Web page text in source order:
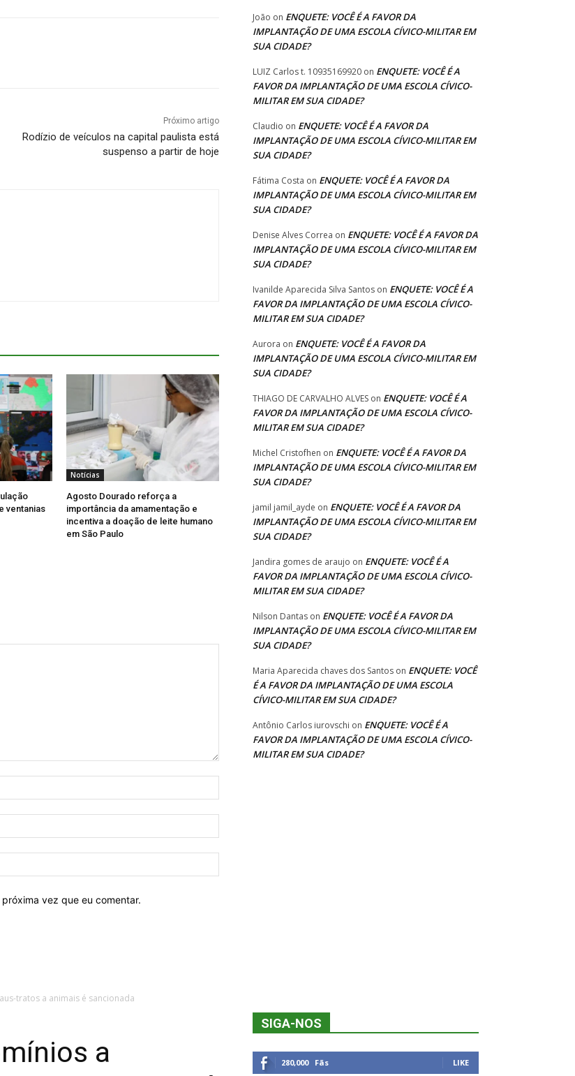
Próximo artigo
Rodízio de veículos na capital paulista está
suspenso a partir de hoje
ventanias
Notícias
Agosto Dourado reforça a
importância da amamentação e
incentiva a doação de leite humano
em São Paulo
vez que eu comentar.
João on ENQUETE: VOCÊ É A FAVOR DA
IMPLANTAÇÃO DE UMA ESCOLA CÍVICO-MILITAR EM
SUA CIDADE?
LUIZ Carlos t. 10935169920 on ENQUETE: VOCÊ É A
FAVOR DA IMPLANTAÇÃO DE UMA ESCOLA CÍVICO-
MILITAR EM SUA CIDADE?
Claudio on ENQUETE: VOCÊ É A FAVOR DA
IMPLANTAÇÃO DE UMA ESCOLA CÍVICO-MILITAR EM
SUA CIDADE?
Fátima Costa on ENQUETE: VOCÊ É A FAVOR DA
IMPLANTAÇÃO DE UMA ESCOLA CÍVICO-MILITAR EM
SUA CIDADE?
Denise Alves Correa on ENQUETE: VOCÊ É A FAVOR DA
IMPLANTAÇÃO DE UMA ESCOLA CÍVICO-MILITAR EM
SUA CIDADE?
Ivanilde Aparecida Silva Santos on ENQUETE: VOCÊ É A
FAVOR DA IMPLANTAÇÃO DE UMA ESCOLA CÍVICO-
MILITAR EM SUA CIDADE?
Aurora on ENQUETE: VOCÊ É A FAVOR DA
IMPLANTAÇÃO DE UMA ESCOLA CÍVICO-MILITAR EM
SUA CIDADE?
THIAGO DE CARVALHO ALVES on ENQUETE: VOCÊ É A
FAVOR DA IMPLANTAÇÃO DE UMA ESCOLA CÍVICO-
MILITAR EM SUA CIDADE?
Michel Cristofhen on ENQUETE: VOCÊ É A FAVOR DA
IMPLANTAÇÃO DE UMA ESCOLA CÍVICO-MILITAR EM
SUA CIDADE?
jamil jamil_ayde on ENQUETE: VOCÊ É A FAVOR DA
IMPLANTAÇÃO DE UMA ESCOLA CÍVICO-MILITAR EM
SUA CIDADE?
Jandira gomes de araujo on ENQUETE: VOCÊ É A
FAVOR DA IMPLANTAÇÃO DE UMA ESCOLA CÍVICO-
MILITAR EM SUA CIDADE?
Nilson Dantas on ENQUETE: VOCÊ É A FAVOR DA
IMPLANTAÇÃO DE UMA ESCOLA CÍVICO-MILITAR EM
SUA CIDADE?
Maria Aparecida chaves dos Santos on ENQUETE: VOCÊ
É A FAVOR DA IMPLANTAÇÃO DE UMA ESCOLA
CÍVICO-MILITAR EM SUA CIDADE?
Antônio Carlos iurovschi on ENQUETE: VOCÊ É A
FAVOR DA IMPLANTAÇÃO DE UMA ESCOLA CÍVICO-
MILITAR EM SUA CIDADE?